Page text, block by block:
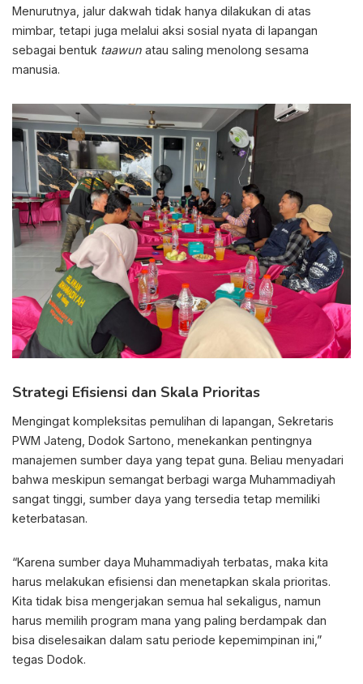
Menurutnya, jalur dakwah tidak hanya dilakukan di atas
mimbar, tetapi juga melalui aksi sosial nyata di lapangan
sebagai bentuk taawun atau saling menolong sesama
manusia.
Strategi Efisiensi dan Skala Prioritas
Mengingat kompleksitas pemulihan di lapangan, Sekretaris
PWM Jateng, Dodok Sartono, menekankan pentingnya
manajemen sumber daya yang tepat guna. Beliau menyadari
bahwa meskipun semangat berbagi warga Muhammadiyah
sangat tinggi, sumber daya yang tersedia tetap memiliki
keterbatasan.
“Karena sumber daya Muhammadiyah terbatas, maka kita
harus melakukan efisiensi dan menetapkan skala prioritas.
Kita tidak bisa mengerjakan semua hal sekaligus, namun
harus memilih program mana yang paling berdampak dan
bisa diselesaikan dalam satu periode kepemimpinan ini,”
tegas Dodok.